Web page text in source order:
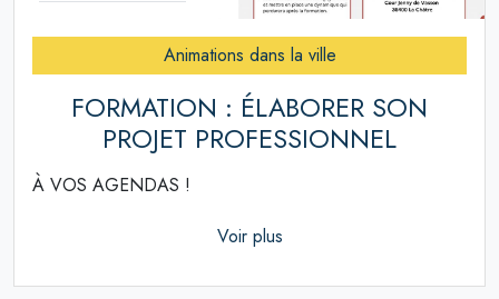
Animations dans la ville
FORMATION : ÉLABORER SON
PROJET PROFESSIONNEL
À VOS AGENDAS !
Voir plus